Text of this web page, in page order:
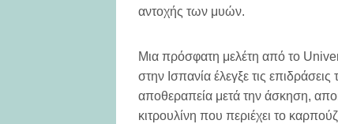
αντοχής των μυών.
Μια πρόσφατη μελέτη από το
στην Ισπανία έλεγξε τις
αποθεραπεία μετά την άσκηση,
κιτρουλίνη που περιέχει το